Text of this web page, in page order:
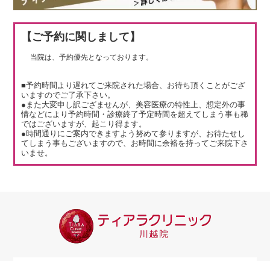
【ご予約に関しまして】
当院は、予約優先となっております。
■予約時間より遅れてご来院された場合、お待ち頂くことがござ
いますのでご了承下さい。
●また大変申し訳ござませんが、美容医療の特性上、想定外の事
情などにより予約時間・診療終了予定時間を超えてしまう事も稀
ではございますが、起こり得ます。
●時間通りにご案内できますよう努めて参りますが、お待たせし
てしまう事もございますので、お時間に余裕を持ってご来院下さ
いませ。